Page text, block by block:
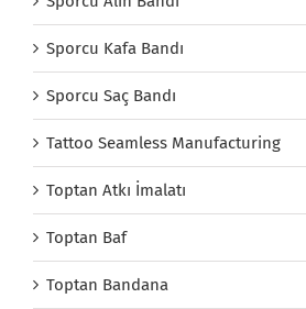
Sporcu Kafa Bandı
Sporcu Saç Bandı
Tattoo Seamless Manufacturing
Toptan Atkı İmalatı
Toptan Baf
Toptan Bandana